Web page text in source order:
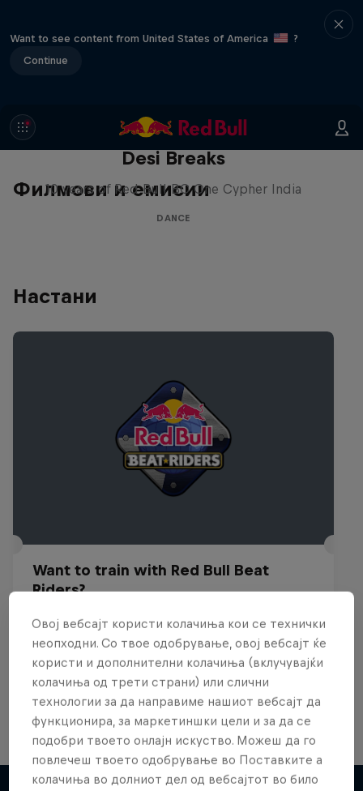
Want to see content from United States of America
?
Continue
Филмови и емисии
Desi Breaks
10 years of Red Bull BC One Cypher India
DANCE
Настани
Want to train with Red Bull Beat
Riders?
29 – 30 Јули 2026
Budapest, Hungary
BREAKING
Take the Title
Овој вебсајт користи колачиња кои се технички
неопходни. Со твое одобрување, овој вебсајт ќе
користи и дополнителни колачиња (вклучувајќи
колачиња од трети страни) или слични
технологии за да направиме нашиот вебсајт да
функционира, за маркетиншки цели и за да се
подобри твоето онлајн искуство. Можеш да го
повлечеш твоето одобрување во Поставките а
колачиња во долниот дел од вебсајтот во било